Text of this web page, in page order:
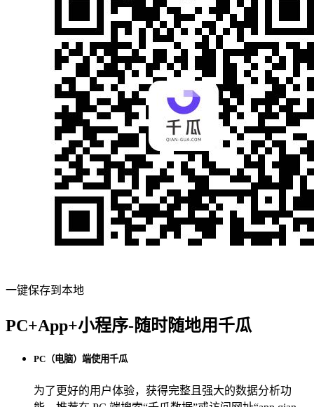
一键保存到本地
PC+App+小程序-随时随地用千瓜
PC（电脑）端使用千瓜
为了更好的用户体验，获得完整且强大的数据分析功